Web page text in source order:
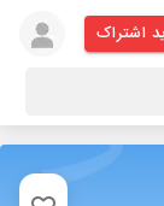
اشتراک